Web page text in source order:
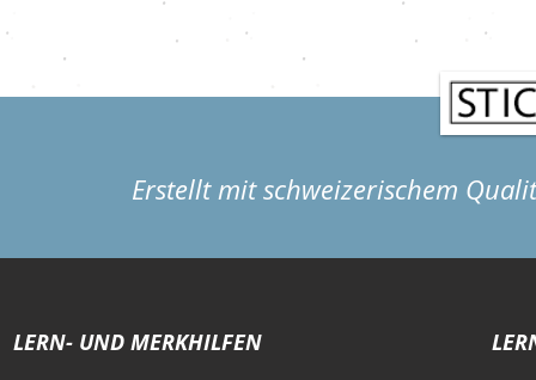
Erstellt mit schweizerischem
LERN- UND MERKHILFEN